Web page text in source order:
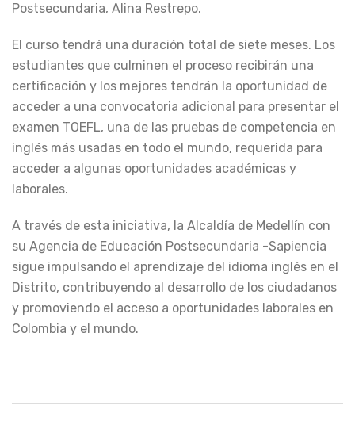
Postsecundaria, Alina Restrepo.
El curso tendrá una duración total de siete meses. Los
estudiantes que culminen el proceso recibirán una
certificación y los mejores tendrán la oportunidad de
acceder a una convocatoria adicional para presentar el
examen TOEFL, una de las pruebas de competencia en
inglés más usadas en todo el mundo, requerida para
acceder a algunas oportunidades académicas y
laborales.
A través de esta iniciativa, la Alcaldía de Medellín con
su Agencia de Educación Postsecundaria -Sapiencia
sigue impulsando el aprendizaje del idioma inglés en el
Distrito, contribuyendo al desarrollo de los ciudadanos
y promoviendo el acceso a oportunidades laborales en
Colombia y el mundo.